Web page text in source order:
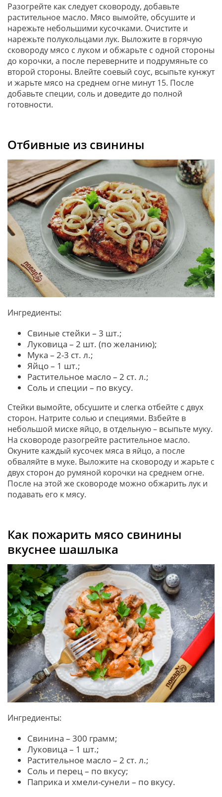
Разогрейте как следует сковороду, добавьте
растительное масло. Мясо вымойте, обсушите и
нарежьте небольшими кусочками. Очистите и
нарежьте полукольцами лук. Выложите в горячую
сковороду мясо с луком и обжарьте с одной стороны
до корочки, а после переверните и подрумяньте со
второй стороны. Влейте соевый соус, всыпьте кунжут
и жарьте мясо на среднем огне минут 15. После
добавьте специи, соль и доведите до полной
готовности.
Отбивные из свинины
Ингредиенты:
Свиные стейки – 3 шт.;
Луковица – 2 шт. (по желанию);
Мука – 2-3 ст. л.;
Яйцо – 1 шт.;
Растительное масло – 2 ст. л.;
Соль и специи – по вкусу.
Стейки вымойте, обсушите и слегка отбейте с двух
сторон. Натрите солью и специями. Взбейте в
небольшой миске яйцо, в отдельную – всыпьте муку.
На сковороде разогрейте растительное масло.
Окуните каждый кусочек мяса в яйцо, а после
обваляйте в муке. Выложите на сковороду и жарьте с
двух сторон до румяной корочки на среднем огне.
После на этой же сковороде можно обжарить лук и
подавать его к мясу.
Как пожарить мясо свинины
вкуснее шашлыка
Ингредиенты:
Свинина – 300 грамм;
Луковица – 1 шт.;
Растительное масло – 2 ст. л.;
Соль и перец – по вкусу;
Паприка и хмели-сунели – по вкусу.